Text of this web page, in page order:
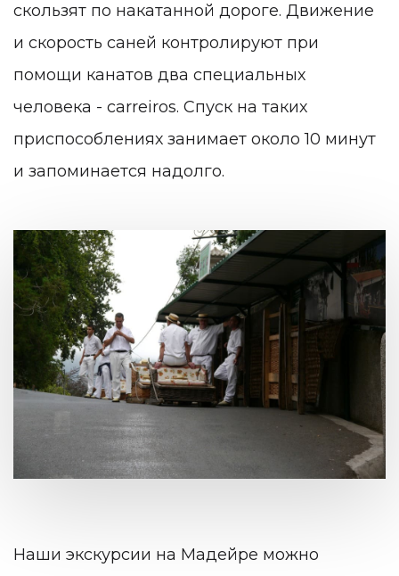
скользят по накатанной дороге. Движение
и скорость саней контролируют при
помощи канатов два специальных
человека - carreiros. Спуск на таких
приспособлениях занимает около 10 минут
и запоминается надолго.
Наши экскурсии на Мадейре можно